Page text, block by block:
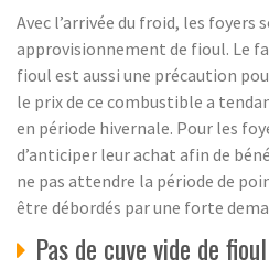
Avec l’arrivée du froid, les foyers
approvisionnement de fioul. Le
fioul est aussi une précaution
le prix de ce combustible a
en période hivernale. Pour les
d’anticiper leur achat afin de
ne pas attendre la période de
être débordés par une forte
Pas de cuve vide de fioul